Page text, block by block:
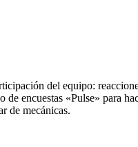
del equipo:
encuestas «Pulse» para
de mecánicas.